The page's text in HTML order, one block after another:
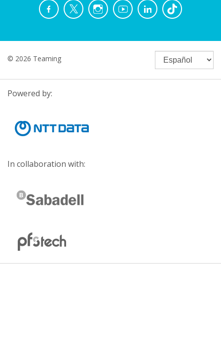
© 2026 Teaming
Powered by:
In collaboration with: